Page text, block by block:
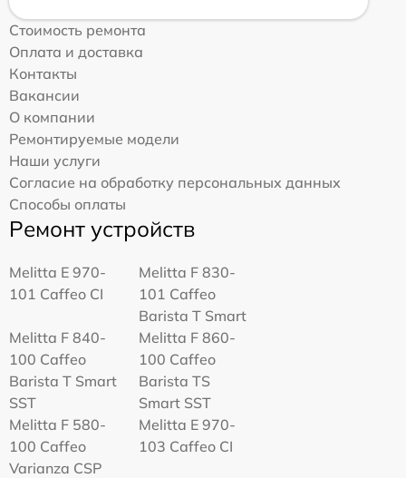
Стоимость ремонта
Оплата и доставка
Контакты
Вакансии
О компании
Ремонтируемые модели
Наши услуги
Согласие на обработку персональных данных
Способы оплаты
Ремонт устройств
Melitta Е 970-
101 Caffeo CI
Melitta F 830-
101 Caffeo
Barista T Smart
Melitta F 840-
100 Caffeo
Barista T Smart
SST
Melitta F 860-
100 Caffeo
Barista TS
Smart SST
Melitta F 580-
100 Caffeo
Varianza CSP
Melitta Е 970-
103 Caffeo CI